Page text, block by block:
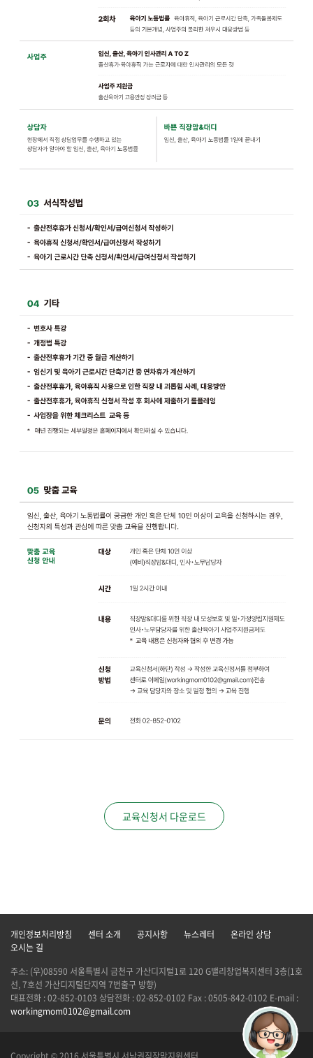
교육신청서 다운로드
개인정보처리방침 센터 소개 공지사항 뉴스레터
온라인 상담
오시는 길
주소: (우)08590 서울특별시 금천구 가산디지털1로 120 G밸리창업복지센터 3층(1호
선, 7호선 가산디지털단지역 7번출구 방향)
대표전화 : 02-852-0103 상담전화 : 02-852-0102 Fax : 0505-842-0102 E-mail :
workingmom0102@gmail.com